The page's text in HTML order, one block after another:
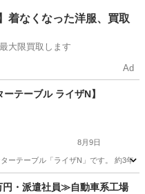
リア雑貨/小物
着なくなった洋服、買取
大限買取します
Ad
ーテーブル ライザN】
8月9日
ーテーブル「ライザN」です。 約3年
・派遣社員≫自動車系工場